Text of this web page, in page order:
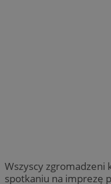
Wszyscy zgromadzeni
spotkaniu na imprezę